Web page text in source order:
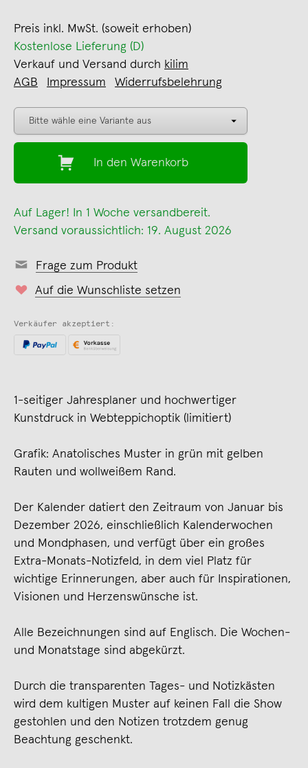
Preis inkl. MwSt. (soweit erhoben)
Kostenlose Lieferung (D)
Verkauf und Versand durch kilim
AGB
Impressum Widerrufsbelehrung
In den Warenkorb
Auf Lager! In 1 Woche versandbereit.
Versand voraussichtlich: 19. August 2026
Frage zum Produkt
Auf die Wunschliste setzen
Verkäufer akzeptiert:
1-seitiger Jahresplaner und hochwertiger
Kunstdruck in Webteppichoptik (limitiert)
Grafik: Anatolisches Muster in grün mit gelben
Rauten und wollweißem Rand.
Der Kalender datiert den Zeitraum von Januar bis
Dezember 2026, einschließlich Kalenderwochen
und Mondphasen, und verfügt über ein großes
Extra-Monats-Notizfeld, in dem viel Platz für
wichtige Erinnerungen, aber auch für Inspirationen,
Visionen und Herzenswünsche ist.
Alle Bezeichnungen sind auf Englisch. Die Wochen-
und Monatstage sind abgekürzt.
Durch die transparenten Tages- und Notizkästen
wird dem kultigen Muster auf keinen Fall die Show
gestohlen und den Notizen trotzdem genug
Beachtung geschenkt.